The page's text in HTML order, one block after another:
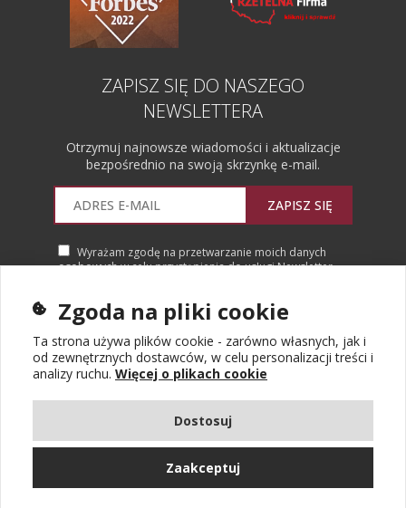
ZAPISZ SIĘ DO NASZEGO
NEWSLETTERA
Otrzymuj najnowsze wiadomości i aktualizacje
bezpośrednio na swoją skrzynkę e-mail.
ZAPISZ SIĘ
Wyrażam zgodę na przetwarzanie moich danych
osobowych w celu przystąpienia do usługi Newsletter.
Zgoda na pliki cookie
Ta strona używa plików cookie - zarówno własnych, jak i
od zewnętrznych dostawców, w celu personalizacji treści i
analizy ruchu. Więcej o plikach cookie
Dostosuj
Zaakceptuj